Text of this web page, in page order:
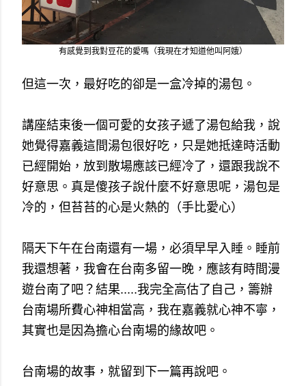
有感覺到我對豆花的愛嗎（我現在才知道他叫阿娥）
但這一次，最好吃的卻是一盒冷掉的湯包。
講座結束後一個可愛的女孩子遞了湯包給我，說
她覺得嘉義這間湯包很好吃，只是她抵達時活動
已經開始，放到散場應該已經冷了，還跟我說不
好意思。真是傻孩子說什麼不好意思呢，湯包是
冷的，但苔苔的心是火熱的（手比愛心）
隔天下午在台南還有一場，必須早早入睡。睡前
我還想著，我會在台南多留一晚，應該有時間漫
遊台南了吧？結果.....我完全高估了自己，籌辦
台南場所費心神相當高，我在嘉義就心神不寧，
其實也是因為擔心台南場的緣故吧。
台南場的故事，就留到下一篇再說吧。